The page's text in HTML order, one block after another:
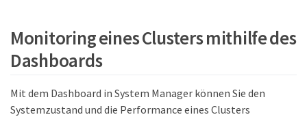
Monitoring eines Clusters mithilfe des
Dashboards
Mit dem Dashboard in System Manager können Sie den
Systemzustand und die Performance eines Clusters